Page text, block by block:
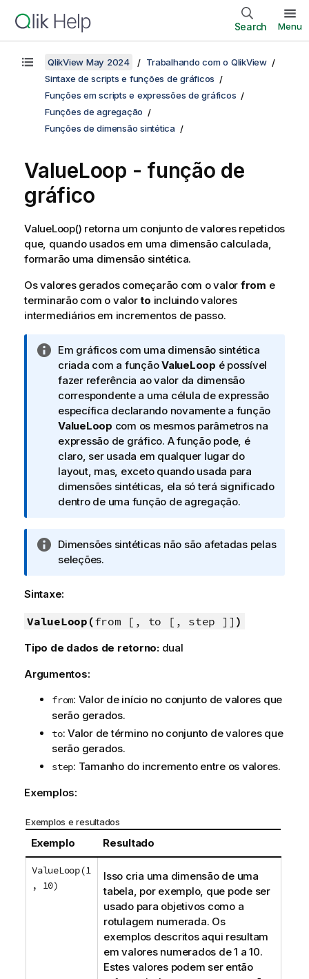
Search Menu
QlikView May 2024
Trabalhando com o QlikView
Sintaxe de scripts e funções de gráficos
Funções em scripts e expressões de gráficos
Funções de agregação
Funções de dimensão sintética
ValueLoop - função de
gráfico
ValueLoop() retorna um conjunto de valores repetidos
que, quando usados em uma dimensão calculada,
formarão uma dimensão sintética.
Os valores gerados começarão com o valor from e
terminarão com o valorto incluindo valores
intermediários em incrementos de passo.
N
o
t
a
i
n
f
o
r
m
a
v
a
Em gráficos com uma dimensão sintética
criada com a funçãoValueLoop é possível
fazer referência ao valor da dimensão
correspondente a uma célula de expressão
específica declarando novamente a função
ValueLoop com os mesmos parâmetros na
expressão de gráfico. A função pode, é
claro, ser usada em qualquer lugar do
layout, mas, exceto quando usada para
dimensões sintéticas, ela só terá significado
dentro de uma função de agregação.
N
o
a
n
o
m
a
t
v
a
Dimensões sintéticas não são afetadas pelas
seleções.
Sintaxe:
ValueLoop(from [, to [, step ]] )
Tipo de dados de retorno: dual
Argumentos:
from: Valor de início no conjunto de valores que
serão gerados.
to: Valor de término no conjunto de valores que
serão gerados.
step: Tamanho do incremento entre os valores.
Exemplos:
Exemplos e resultados
Exemplo Resultado
ValueLoop(1
, 10)
Isso cria uma dimensão de uma
tabela, por exemplo, que pode ser
usado para objetivos como a
rotulagem numerada. Os
exemplos descritos aqui resultam
em valores numerados de 1 a 10.
Estes valores podem ser então